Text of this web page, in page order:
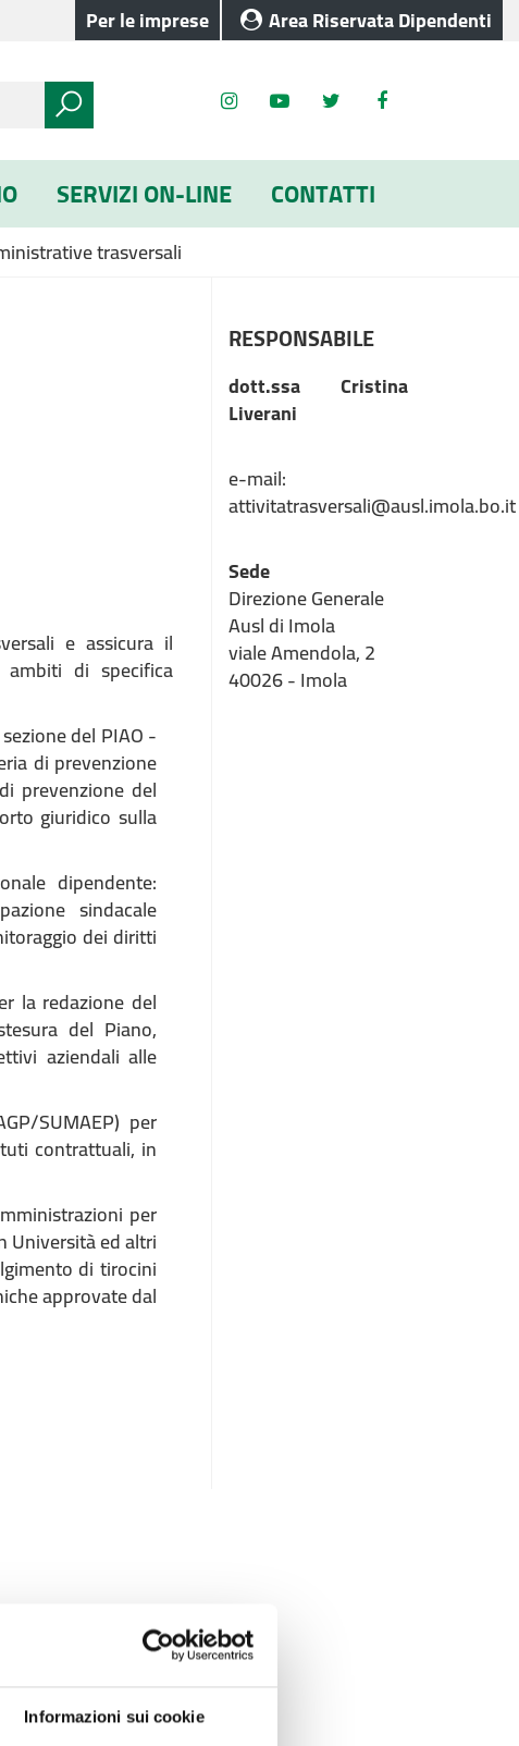
Informazioni sui cookie
Per le imprese Area Riservata Dipendenti
SERVIZI ON-LINE CONTATTI
trasversali
e assicura il
di specifica
del PIAO -
di prevenzione
prevenzione del
giuridico sulla
dipendente:
sindacale
dei diritti
la redazione del
del Piano,
aziendali alle
SUMAEP) per
contrattuali, in
per
Università ed altri
di tirocini
approvate dal
RESPONSABILE
dott.ssa Cristina
Liverani
e-mail:
attivitatrasversali@ausl.imola.bo.it
Sede
Direzione Generale
Ausl di Imola
viale Amendola, 2
40026 - Imola